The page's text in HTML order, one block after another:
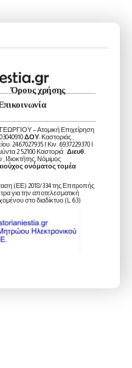
Όρους χρήσης
– Ατομική Επιχείρηση
ΔΟΥ: Καστοριάς ,
2467027935 | Κιν. 6937229370 |
2 52100 Καστοριά . Διευθ.
Νόμιμος
ονόματος τομέα
(ΕΕ) 2018/334 της Επιτροπής
για την αποτελεσματική
στο διαδίκτυο (L 63)